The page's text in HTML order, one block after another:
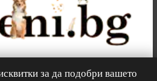
0
за да подобри вашето